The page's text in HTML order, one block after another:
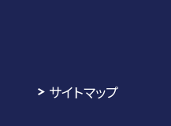
サイトマップ